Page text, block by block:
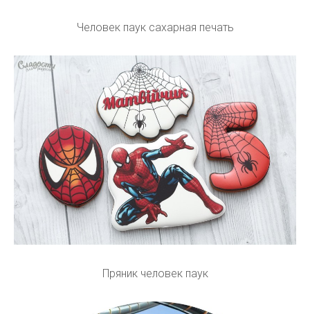
Человек паук сахарная печать
Пряник человек паук